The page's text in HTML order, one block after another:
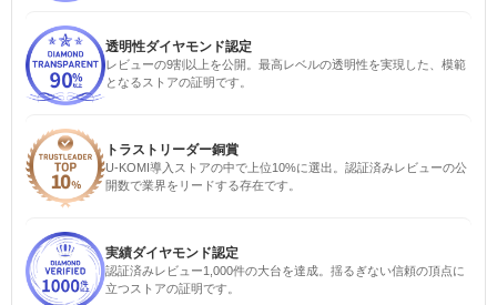
透明性ダイヤモンド認定
レビューの9割以上を公開。最高レベルの透明性を実現した、模範
となるストアの証明です。
トラストリーダー銅賞
U-KOMI導入ストアの中で上位10%に選出。認証済みレビューの公
開数で業界をリードする存在です。
実績ダイヤモンド認定
認証済みレビュー1,000件の大台を達成。揺るぎない信頼の頂点に
立つストアの証明です。